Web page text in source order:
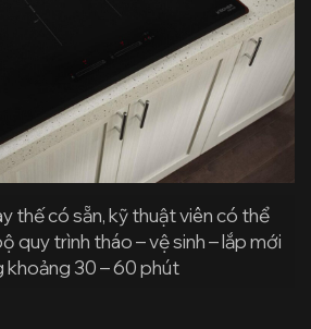
thế có sẵn, kỹ thuật viên có thể
quy trình tháo – vệ sinh – lắp mới
khoảng 30 – 60 phút